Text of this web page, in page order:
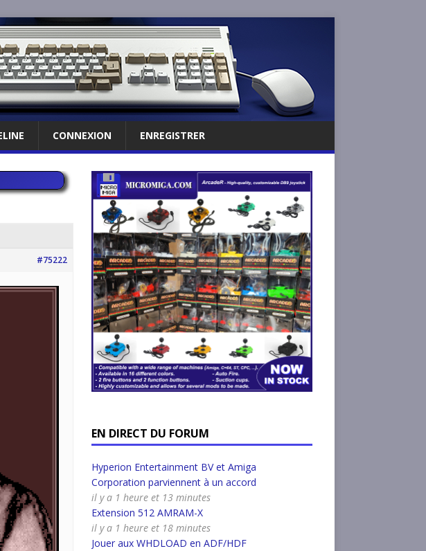
CONNEXION ENREGISTRER
#75222
EN DIRECT DU FORUM
Hyperion Entertainment BV et Amiga
Corporation parviennent à un accord
il y a 1 heure et 13 minutes
Extension 512 AMRAM-X
il y a 1 heure et 18 minutes
Jouer aux WHDLOAD en ADF/HDF